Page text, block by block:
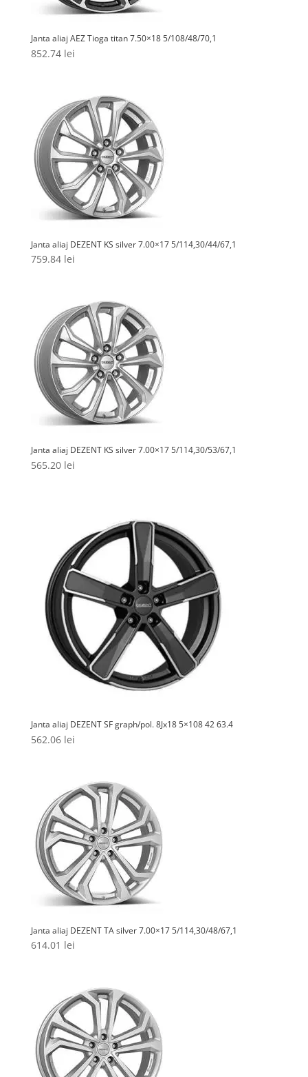
Janta aliaj AEZ Tioga titan 7.50×18 5/108/48/70,1
852.74 lei
Janta aliaj DEZENT KS silver 7.00×17 5/114,30/44/67,1
759.84 lei
Janta aliaj DEZENT KS silver 7.00×17 5/114,30/53/67,1
565.20 lei
Janta aliaj DEZENT SF graph/pol. 8Jx18 5×108 42 63.4
562.06 lei
Janta aliaj DEZENT TA silver 7.00×17 5/114,30/48/67,1
614.01 lei